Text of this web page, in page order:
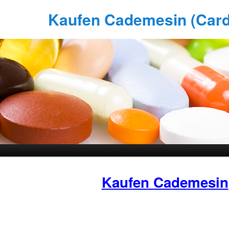
Kaufen Cademesin
Kaufen Cademesin